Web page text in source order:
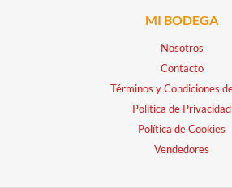
MI BODEGA
Nosotros
Contacto
Términos y Condiciones
Política de Privacidad
Política de Cookies
Vendedores